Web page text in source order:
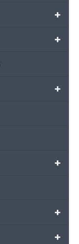
+
+
+
+
+
+